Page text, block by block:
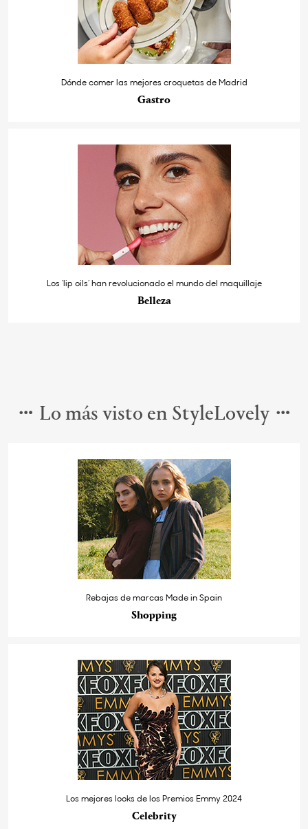
Dónde comer las mejores croquetas de Madrid
Gastro
Los ‘lip oils’ han revolucionado el mundo del maquillaje
Belleza
Lo más visto en StyleLovely
Rebajas de marcas Made in Spain
Shopping
Los mejores looks de los Premios Emmy 2024
Celebrity